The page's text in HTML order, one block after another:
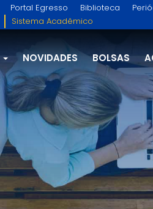
Portal Egresso Biblioteca
Sistema Acadêmico
NOVIDADES BOLSAS